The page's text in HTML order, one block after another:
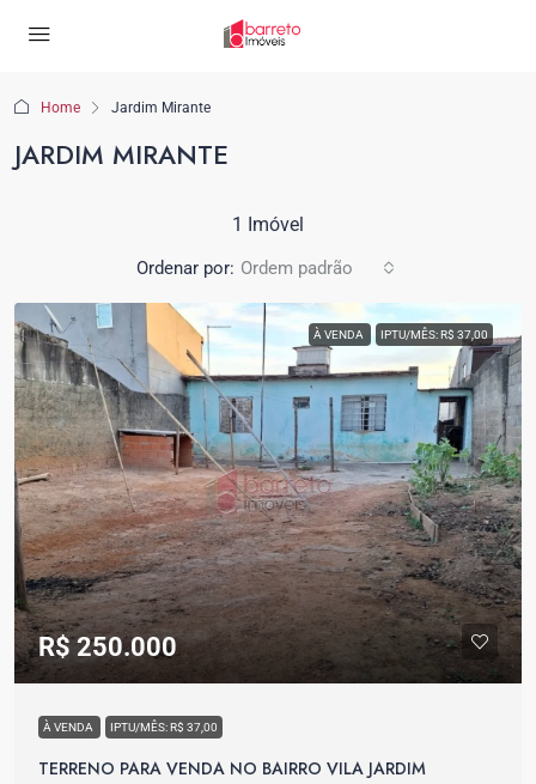
Home Jardim Mirante
JARDIM MIRANTE
1 Imóvel
Ordenar por: Ordem padrão
À VENDA IPTU/MÊS: R$ 37,00
R$ 250.000
À VENDA IPTU/MÊS: R$ 37,00
TERRENO PARA VENDA NO BAIRRO VILA JARDIM